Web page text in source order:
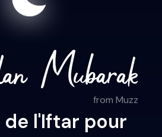
from Muzz
de l'Iftar pour